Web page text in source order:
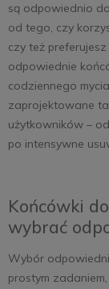
są odpowiednio
od tego, czy
czy też
odpowiednie
codziennego
zaprojektowane
użytkowników –
po intensywne
Końcówki
wybrać
Wybór
prostym